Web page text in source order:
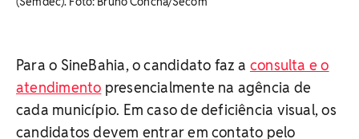
Para o SineBahia, o candidato faz a consulta e o
atendimento presencialmente na agência de
cada município. Em caso de deficiência visual, os
candidatos devem entrar em contato pelo